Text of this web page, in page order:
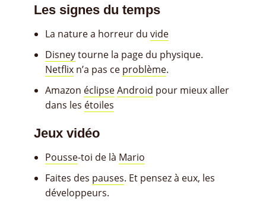
Les signes du temps
La nature a horreur du vide
Disneytourne la page du physique.
Netflix n’a pas ce problème.
Amazon éclipseAndroid pour mieux aller
dans les étoiles
Jeux vidéo
Pousse-toi de là Mario
Faites des pauses. Et pensez à eux, les
développeurs.